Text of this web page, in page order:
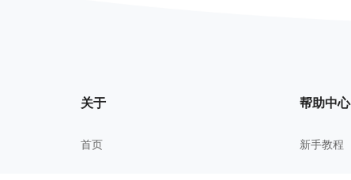
关于
首页
帮助中心
新手教程